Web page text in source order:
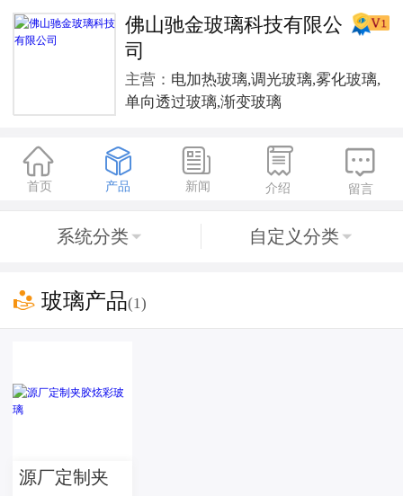
佛山驰金玻璃科技有限公
司
主营： 电加热玻璃,调光玻璃,雾化玻璃,
单向透过玻璃,渐变玻璃

首页

产品

新闻

介绍

留言
系统分类  自定义分类 
 玻璃产品(1)
源厂定制夹